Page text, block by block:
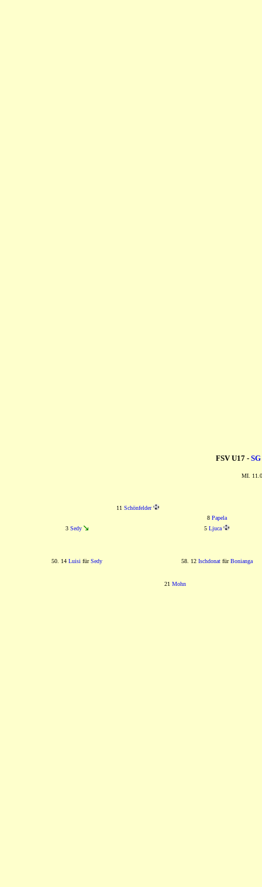
FSV U17 -
MI.
11 Schönfelder
8 Papela
3 Sedy 5 Ljuca
50. 14 Luisi fürSedy 58. 12 IschdonatfürBonianga
21 Mohn